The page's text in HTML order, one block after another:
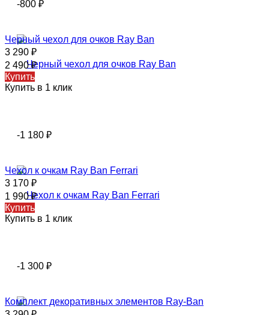
-800 ₽
Черный чехол для очков Ray Ban
3 290 ₽
2 490₽
Купить
Купить в 1 клик
-1 180 ₽
Чехол к очкам Ray Ban Ferrari
3 170 ₽
1 990₽
Купить
Купить в 1 клик
-1 300 ₽
Комплект декоративных элементов Ray-Ban